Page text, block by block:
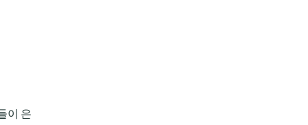
이 은